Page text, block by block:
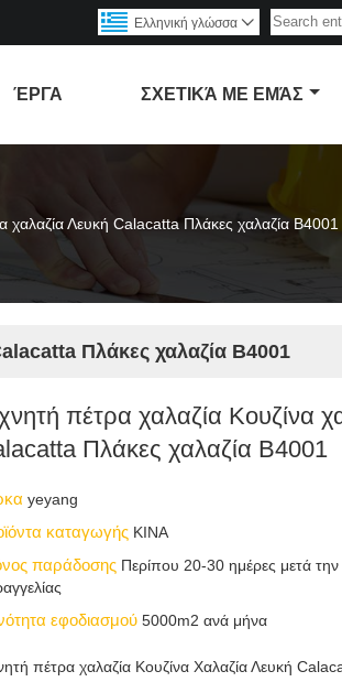
Ελληνική γλώσσα 
ΈΡΓΑ ΣΧΕΤΙΚΆ ΜΕ ΕΜΆΣ
χαλαζία Λευκή Calacatta Πλάκες χαλαζία B4001
Πλάκες χαλαζία B4001
πέτρα χαλαζία Κουζίνα
Πλάκες χαλαζία B4001
yeyang
καταγωγής ΚΙΝΑ
παράδοσης Περίπου 20-30 ημέρες μετά την
εφοδιασμού5000m2 ανά μήνα
πέτρα χαλαζία Κουζίνα Χαλαζία Λευκή